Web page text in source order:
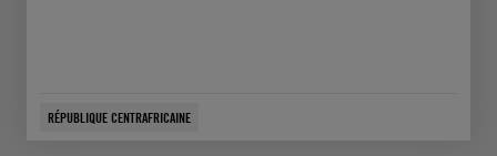
RÉPUBLIQUE CENTRAFRICAINE